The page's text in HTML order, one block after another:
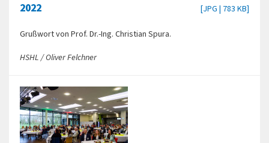
2022
[JPG | 783 KB]
Grußwort von Prof. Dr.-Ing. Christian Spura.
HSHL / Oliver Felchner